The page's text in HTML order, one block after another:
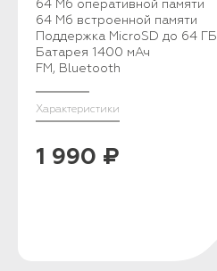
64 Мб оперативной памяти
64 Мб встроенной памяти
Поддержка MicroSD до 64 ГБ
Батарея 1400 мАч
FM, Bluetooth
Характеристики
1 990 ₽